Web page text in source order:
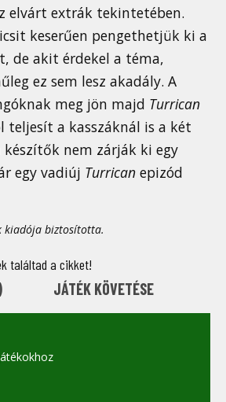
elvárt extrák tekintetében.
keserűen pengethetjük ki a
de akit érdekel a téma,
ez sem lesz akadály. A
meg jön majd Turrican
teljesít a kasszáknál is a két
nem zárják ki egy
egy vadiúj Turrican epizód
kiadója biztosította.
találtad a cikket!
JÁTÉK KÖVETÉSE